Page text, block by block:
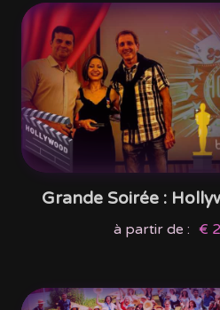
Grande Soirée :
à partir de : €